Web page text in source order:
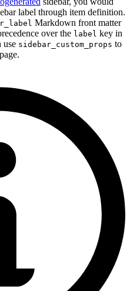
label through item definition.
Markdown front matter
over the label key in
use sidebar_custom_props to